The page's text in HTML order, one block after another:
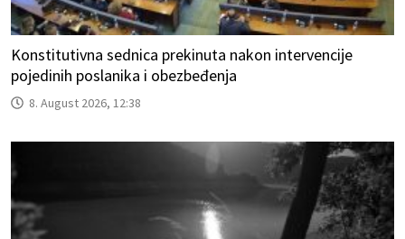
Konstitutivna sednica prekinuta nakon intervencije
pojedinih poslanika i obezbeđenja
8. August 2026, 12:38